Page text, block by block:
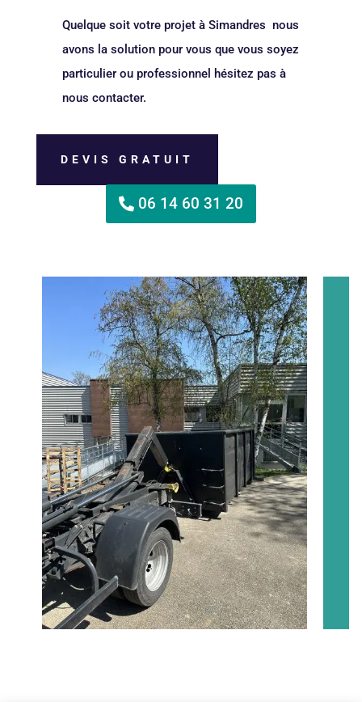
Quelque soit votre projet à Simandres nous
avons la solution pour vous que vous soyez
particulier ou professionnel hésitez pas à
nous contacter.
DEVIS GRATUIT
06 14 60 31 20